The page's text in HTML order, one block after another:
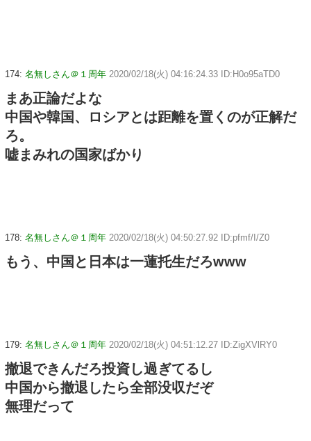
174: 名無しさん＠１周年 2020/02/18(火) 04:16:24.33 ID:H0o95aTD0
まあ正論だよな
中国や韓国、ロシアとは距離を置くのが正解だ
ろ。
嘘まみれの国家ばかり
178: 名無しさん＠１周年 2020/02/18(火) 04:50:27.92 ID:pfmf/I/Z0
もう、中国と日本は一蓮托生だろwww
179: 名無しさん＠１周年 2020/02/18(火) 04:51:12.27 ID:ZigXVlRY0
撤退できんだろ投資し過ぎてるし
中国から撤退したら全部没収だぞ
無理だって